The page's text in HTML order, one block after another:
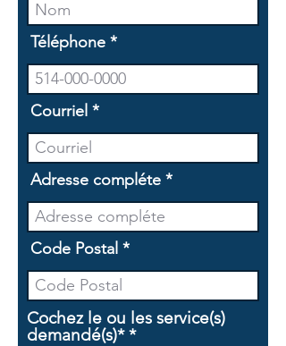
Téléphone
Courriel
Adresse compléte
Code Postal
Cochez le ou les service(s)
demandé(s)* *O